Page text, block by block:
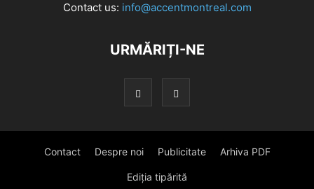
Contact us: info@accentmontreal.com
URMĂRIȚI-NE
Contact Despre noi Publicitate Arhiva PDF
Ediția tipărită